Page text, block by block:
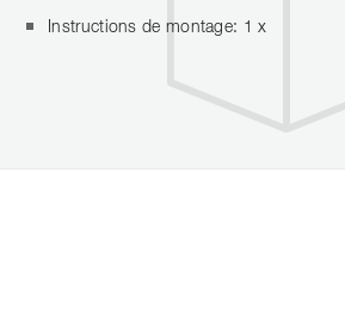
Instructions de montage: 1 x